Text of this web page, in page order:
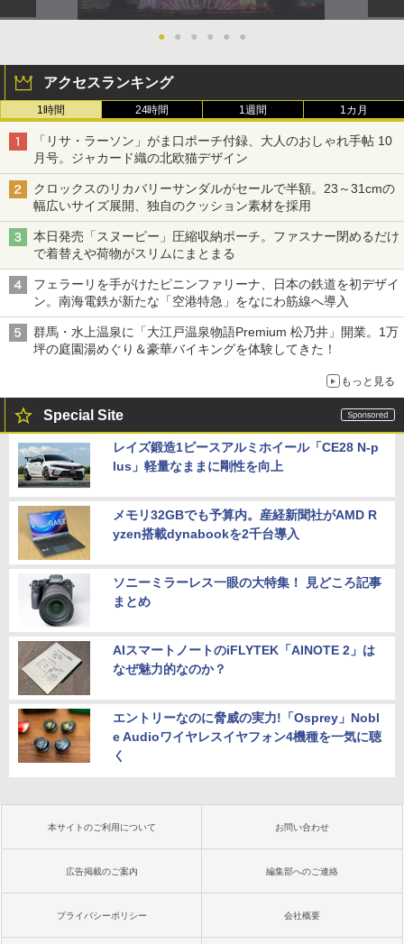
● ● ● ● ● ●
アクセスランキング
1時間 24時間 1週間 1カ月
「リサ・ラーソン」がま口ポーチ付録、大人のおしゃれ手帖 10
月号。ジャカード織の北欧猫デザイン
クロックスのリカバリーサンダルがセールで半額。23～31cmの
幅広いサイズ展開、独自のクッション素材を採用
本日発売「スヌーピー」圧縮収納ポーチ。ファスナー閉めるだけ
で着替えや荷物がスリムにまとまる
フェラーリを手がけたピニンファリーナ、日本の鉄道を初デザイ
ン。南海電鉄が新たな「空港特急」をなにわ筋線へ導入
群馬・水上温泉に「大江戸温泉物語Premium 松乃井」開業。1万
坪の庭園湯めぐり＆豪華バイキングを体験してきた！
もっと見る
Special Site
レイズ鍛造1ピースアルミホイール「CE28 N-p
lus」軽量なままに剛性を向上
メモリ32GBでも予算内。産経新聞社がAMD R
yzen搭載dynabookを2千台導入
ソニーミラーレス一眼の大特集！ 見どころ記事
まとめ
AIスマートノートのiFLYTEK「AINOTE 2」は
なぜ魅力的なのか？
エントリーなのに脅威の実力!「Osprey」Nobl
e Audioワイヤレスイヤフォン4機種を一気に聴
く
本サイトのご利用について お問い合わせ
広告掲載のご案内 編集部へのご連絡
プライバシーポリシー 会社概要